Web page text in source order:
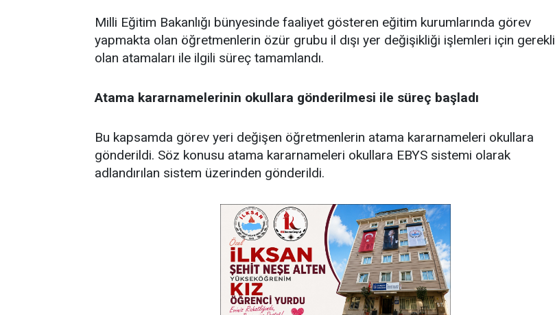
Milli Eğitim Bakanlığı bünyesinde faaliyet gösteren eğitim kurumlarında görev
yapmakta olan öğretmenlerin özür grubu il dışı yer değişikliği işlemleri için gerekli
olan atamaları ile ilgili süreç tamamlandı.
Atama kararnamelerinin okullara gönderilmesi ile süreç başladı
Bu kapsamda görev yeri değişen öğretmenlerin atama kararnameleri okullara
gönderildi. Söz konusu atama kararnameleri okullara EBYS sistemi olarak
adlandırılan sistem üzerinden gönderildi.